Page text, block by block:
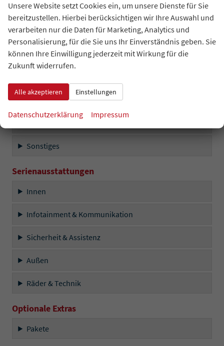
Allgemeines
Innen
Infotainment & Kommunikation
Außen
Sonstiges
Serienausstattungen
Innen
Infotainment & Kommunikation
Sicherheit & Assistenz
Außen
Räder & Technik
Optionale Extras
Pakete
Unsere Website setzt Cookies ein, um unsere Dienste für Sie
bereitzustellen. Hierbei berücksichtigen wir Ihre Auswahl und
verarbeiten nur die Daten für Marketing, Analytics und
Personalisierung, für die Sie uns Ihr Einverständnis geben. Sie
können Ihre Einwilligung jederzeit mit Wirkung für die
Zukunft widerrufen.
Alle akzeptieren Einstellungen
Datenschutzerklärung Impressum